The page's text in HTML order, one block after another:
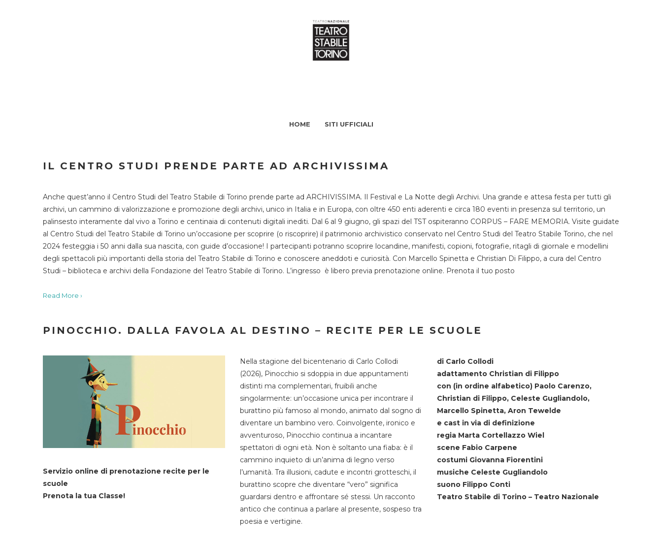
HOME SITI UFFICIALI
IL CENTRO STUDI PRENDE PARTE AD ARCHIVISSIMA
Anche quest’anno il Centro Studi del Teatro Stabile di Torino prende parte ad ARCHIVISSIMA. Il Festival e La Notte degli Archivi. Una grande e attesa festa per tutti gli
archivi, un cammino di valorizzazione e promozione degli archivi, unico in Italia e in Europa, con oltre 450 enti aderenti e circa 180 eventi in presenza sul territorio, un
palinsesto interamente dal vivo a Torino e centinaia di contenuti digitali inediti. Dal 6 al 9 giugno, gli spazi del TST ospiteranno CORPUS – FARE MEMORIA. Visite guidate
al Centro Studi del Teatro Stabile di Torino un’occasione per scoprire (o riscoprire) il patrimonio archivistico conservato nel Centro Studi del Teatro Stabile Torino, che nel
2024 festeggia i 50 anni dalla sua nascita, con guide d’occasione! I partecipanti potranno scoprire locandine, manifesti, copioni, fotografie, ritagli di giornale e modellini
degli spettacoli più importanti della storia del Teatro Stabile di Torino e conoscere aneddoti e curiosità. Con Marcello Spinetta e Christian Di Filippo, a cura del Centro
Studi – biblioteca e archivi della Fondazione del Teatro Stabile di Torino. L’ingresso è libero previa prenotazione online. Prenota il tuo posto
Read More ›
PINOCCHIO. DALLA FAVOLA AL DESTINO – RECITE PER LE SCUOLE
Servizio online di prenotazione recite per le
scuole
Prenota la tua Classe!
Nella stagione del bicentenario di Carlo Collodi
(2026), Pinocchio si sdoppia in due appuntamenti
distinti ma complementari, fruibili anche
singolarmente: un’occasione unica per incontrare il
burattino più famoso al mondo, animato dal sogno di
diventare un bambino vero. Coinvolgente, ironico e
avventuroso, Pinocchio continua a incantare
spettatori di ogni età. Non è soltanto una fiaba: è il
cammino inquieto di un’anima di legno verso
l’umanità. Tra illusioni, cadute e incontri grotteschi, il
burattino scopre che diventare “vero” significa
guardarsi dentro e affrontare sé stessi. Un racconto
antico che continua a parlare al presente, sospeso tra
poesia e vertigine.
di Carlo Collodi
adattamento Christian di Filippo
con (in ordine alfabetico) Paolo Carenzo,
Christian di Filippo, Celeste Gugliandolo,
Marcello Spinetta, Aron Tewelde
e cast in via di definizione
regia Marta Cortellazzo Wiel
scene Fabio Carpene
costumi Giovanna Fiorentini
musiche Celeste Gugliandolo
suono Filippo Conti
Teatro Stabile di Torino – Teatro Nazionale